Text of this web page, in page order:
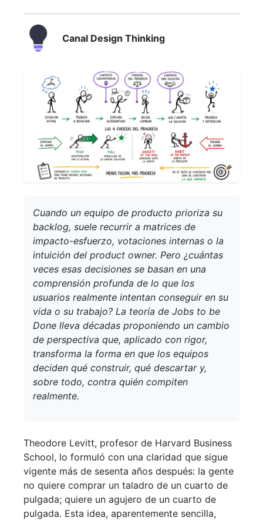
Canal Design Thinking
Cuando un equipo de producto prioriza su
backlog, suele recurrir a matrices de
impacto-esfuerzo, votaciones internas o la
intuición del product owner. Pero ¿cuántas
veces esas decisiones se basan en una
comprensión profunda de lo que los
usuarios realmente intentan conseguir en su
vida o su trabajo? La teoría de Jobs to be
Done lleva décadas proponiendo un cambio
de perspectiva que, aplicado con rigor,
transforma la forma en que los equipos
deciden qué construir, qué descartar y,
sobre todo, contra quién compiten
realmente.
Theodore Levitt, profesor de Harvard Business
School, lo formuló con una claridad que sigue
vigente más de sesenta años después: la gente
no quiere comprar un taladro de un cuarto de
pulgada; quiere un agujero de un cuarto de
pulgada. Esta idea, aparentemente sencilla,